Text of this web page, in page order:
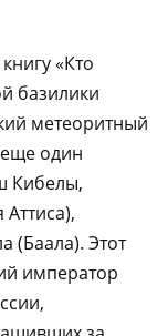
«Кто
базилики
метеоритный
один
Кибелы,
(Баала). Этот
император